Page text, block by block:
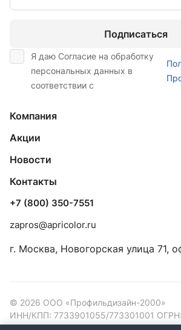
Подписаться
Я даю Согласие на обработку
персональных данных в
соответствии с
Компания
Акции
Новости
Контакты
+7 (800) 350-7551
zapros@apricolor.ru
г. Москва, Новогорская улица 71,
© 2026 ООО «Профильдизайн-2000»
ИНН/КПП: 7733901055/773301001